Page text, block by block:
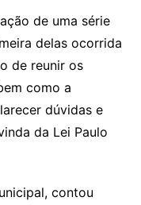
de uma série
delas ocorrida
de reunir os
como a
dúvidas e
da Lei Paulo
contou